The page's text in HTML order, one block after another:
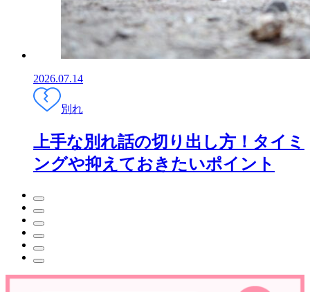
2026.07.14
別れ
上手な別れ話の切り出し方！タイミ
ングや抑えておきたいポイント